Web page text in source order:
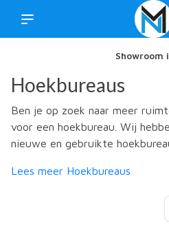
Showroom
Hoekbureaus
Ben je op zoek naar meer
voor een hoekbureau. Wij
nieuwe en gebruikte
Lees meer Hoekbureaus